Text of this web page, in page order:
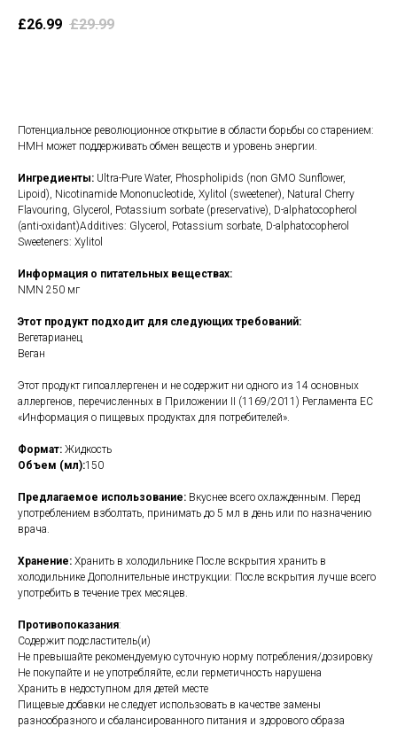
£26.99 £29.99
Потенциальное революционное открытие в области борьбы со старением:
НМН может поддерживать обмен веществ и уровень энергии.
Ингредиенты: Ultra-Pure Water, Phospholipids (non GMO Sunflower,
Lipoid), Nicotinamide Mononucleotide, Xylitol (sweetener), Natural Cherry
Flavouring, Glycerol, Potassium sorbate (preservative), D-alphatocopherol
(anti-oxidant)Additives: Glycerol, Potassium sorbate, D-alphatocopherol
Sweeteners: Xylitol
Информация о питательных веществах:
NMN 250 мг
Этот продукт подходит для следующих требований:
Вегетарианец
Веган
Этот продукт гипоаллергенен и не содержит ни одного из 14 основных
аллергенов, перечисленных в Приложении II (1169/2011) Регламента ЕС
«Информация о пищевых продуктах для потребителей».
Формат: Жидкость
Объем (мл):150
Предлагаемое использование: Вкуснее всего охлажденным. Перед
употреблением взболтать, принимать до 5 мл в день или по назначению
врача.
Хранение: Хранить в холодильнике После вскрытия хранить в
холодильнике Дополнительные инструкции: После вскрытия лучше всего
употребить в течение трех месяцев.
Противопоказания:
Содержит подсластитель(и)
Не превышайте рекомендуемую суточную норму потребления/дозировку
Не покупайте и не употребляйте, если герметичность нарушена
Хранить в недоступном для детей месте
Пищевые добавки не следует использовать в качестве замены
разнообразного и сбалансированного питания и здорового образа